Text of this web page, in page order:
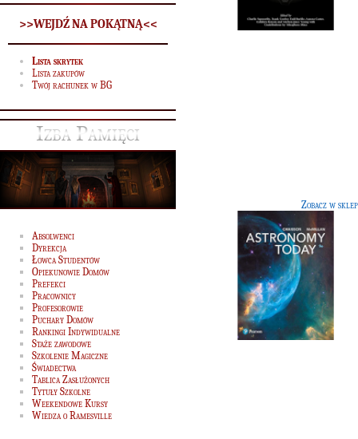
>>WEJDŹ NA POKĄTNĄ<<
Lista skrytek
Lista zakupów
Twój rachunek w BG
Izba Pamięci
Absolwenci
Dyrekcja
Łowca Studentów
Opiekunowie Domów
Prefekci
Pracownicy
Profesorowie
Puchary Domów
Rankingi Indywidualne
Staże zawodowe
Szkolenie Magiczne
Świadectwa
Tablica Zasłużonych
Tytuły Szkolne
Weekendowe Kursy
Wiedza o Ramesville
Zobacz w